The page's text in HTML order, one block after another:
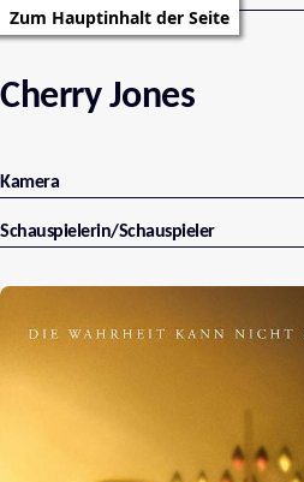
Zum Hauptinhalt der Seite
Cherry Jones
Kamera
Schauspielerin/Schauspieler